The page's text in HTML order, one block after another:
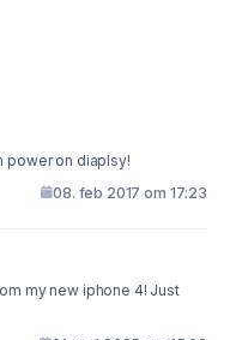
power on diaplsy!
08. feb 2017 om 17:23
my new iphone 4! Just